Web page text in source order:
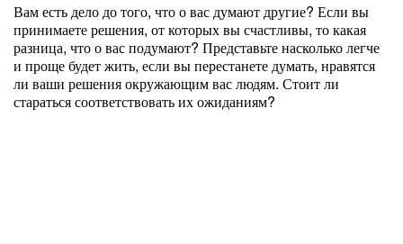
Вам есть дело до того, что о вас думают другие? Если вы
принимаете решения, от которых вы счастливы, то какая
разница, что о вас подумают? Представьте насколько легче
и проще будет жить, если вы перестанете думать, нравятся
ли ваши решения окружающим вас людям. Стоит ли
стараться соответствовать их ожиданиям?